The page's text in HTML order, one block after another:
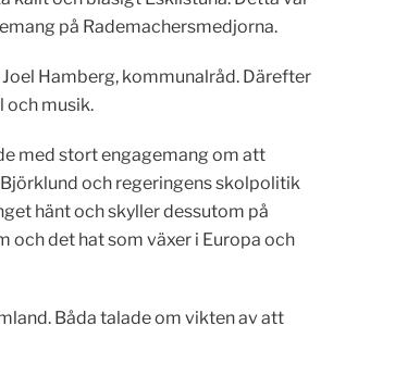
på Rademachersmedjorna.
Hamberg, kommunalråd. Därefter
och musik.
med stort engagemang om att
och regeringens skolpolitik
hänt och skyller dessutom på
och det hat som växer i Europa och
Båda talade om vikten av att